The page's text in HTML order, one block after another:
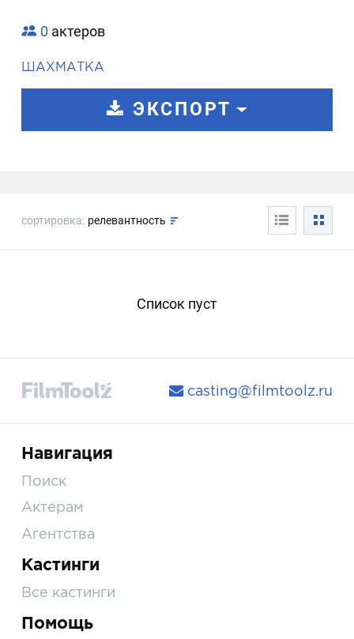
0 актеров
ШАХМАТКА
ЭКСПОРТ
сортировка: релевантность
Список пуст
casting@filmtoolz.ru
Навигация
Поиск
Актерам
Агентства
Кастинги
Все кастинги
Помощь